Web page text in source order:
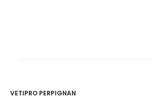
VETIPRO PERPIGNAN